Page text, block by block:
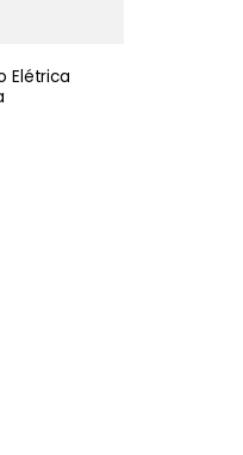
Elétrica